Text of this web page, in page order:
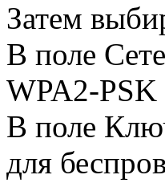
Затем
В поле
WPA2-PSK
В поле
для